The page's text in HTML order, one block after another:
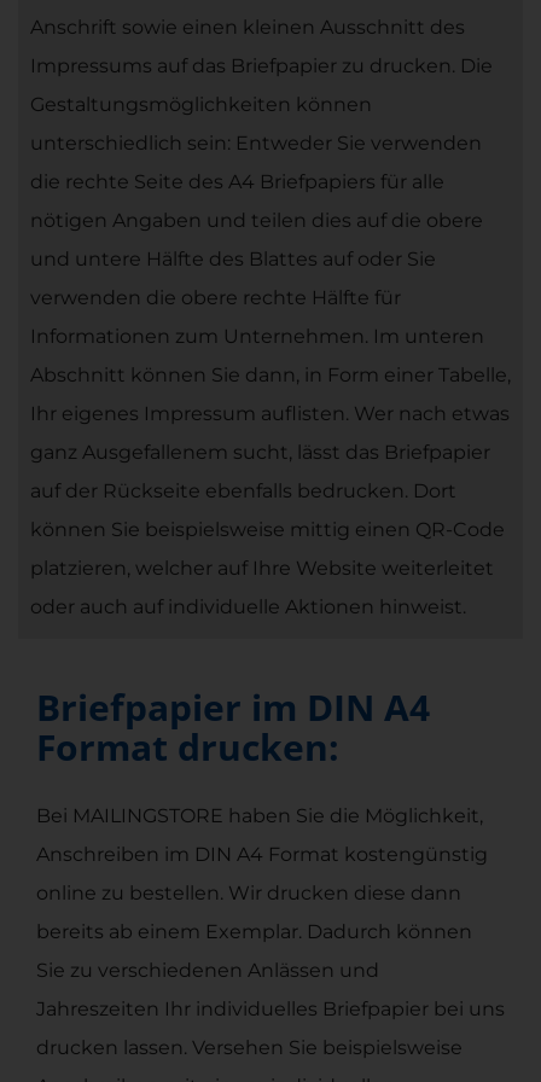
Anschrift sowie einen kleinen Ausschnitt des
Impressums auf das Briefpapier zu drucken. Die
Gestaltungsmöglichkeiten können
unterschiedlich sein: Entweder Sie verwenden
die rechte Seite des A4 Briefpapiers für alle
nötigen Angaben und teilen dies auf die obere
und untere Hälfte des Blattes auf oder Sie
verwenden die obere rechte Hälfte für
Informationen zum Unternehmen. Im unteren
Abschnitt können Sie dann, in Form einer Tabelle,
Ihr eigenes Impressum auflisten. Wer nach etwas
ganz Ausgefallenem sucht, lässt das Briefpapier
auf der Rückseite ebenfalls bedrucken. Dort
können Sie beispielsweise mittig einen QR-Code
platzieren, welcher auf Ihre Website weiterleitet
oder auch auf individuelle Aktionen hinweist.
Briefpapier im DIN A4
Format drucken:
Bei MAILINGSTORE haben Sie die Möglichkeit,
Anschreiben im DIN A4 Format kostengünstig
online zu bestellen. Wir drucken diese dann
bereits ab einem Exemplar. Dadurch können
Sie zu verschiedenen Anlässen und
Jahreszeiten Ihr individuelles Briefpapier bei uns
drucken lassen. Versehen Sie beispielsweise